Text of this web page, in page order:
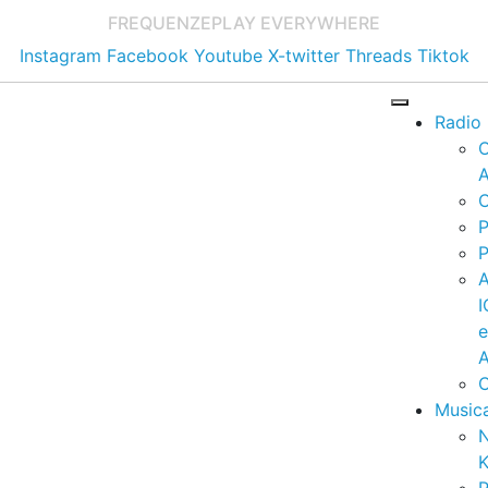
FREQUENZEPLAY EVERYWHERE
Instagram Facebook Youtube X-twitter Threads Tiktok
Radio
e